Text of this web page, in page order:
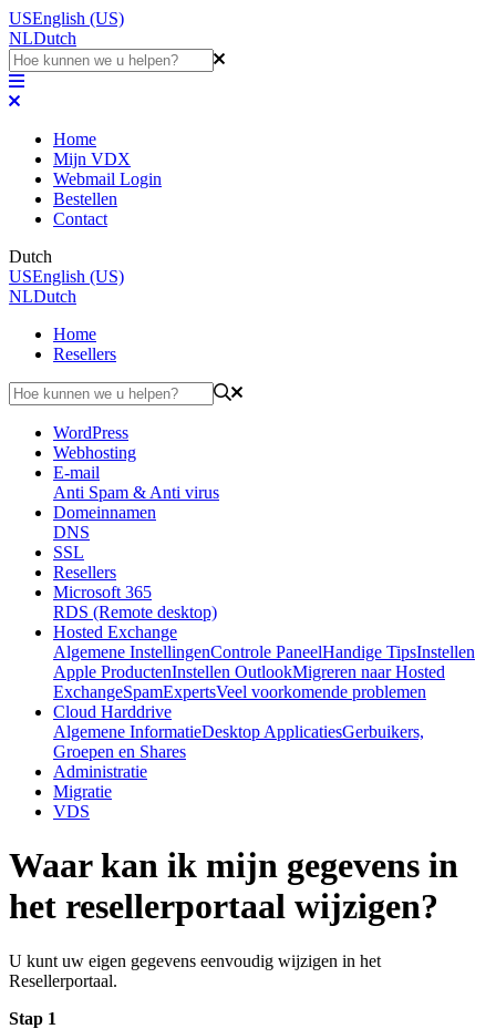
USEnglish (US)
NLDutch
Home
Mijn VDX
Webmail Login
Bestellen
Contact
Dutch
USEnglish (US)
NLDutch
Home
Resellers
WordPress
Webhosting
E-mail
Anti Spam & Anti virus
Domeinnamen
DNS
SSL
Resellers
Microsoft 365
RDS (Remote desktop)
Hosted Exchange
Algemene InstellingenControle PaneelHandige TipsInstellen
Apple ProductenInstellen OutlookMigreren naar Hosted
ExchangeSpamExpertsVeel voorkomende problemen
Cloud Harddrive
Algemene InformatieDesktop ApplicatiesGerbuikers,
Groepen en Shares
Administratie
Migratie
VDS
Waar kan ik mijn gegevens in
het resellerportaal wijzigen?
U kunt uw eigen gegevens eenvoudig wijzigen in het
Resellerportaal.
Stap 1